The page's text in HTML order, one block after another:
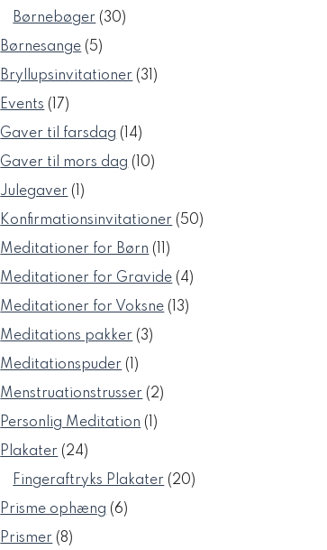
Børnebøger 3030
Børnesange 55
varer
Bryllupsinvitationer 31 31
Events 1717
varer
Gaver til farsdag 1414
varer
Gaver til mors dag 1010
Julegaver
1
vare
Konfirmationsinvitationer 5050
Meditationer for Børn
11
varer
Meditationer for Gravide 44
Meditationer for Voksne 1313
Meditations pakker 33
Meditationspuder
1
vare
Menstruationstrusser 22
Personlig Meditation
1
Plakater 2424
varer
Fingeraftryks Plakater 2020
Prisme ophæng 66
Prismer 88